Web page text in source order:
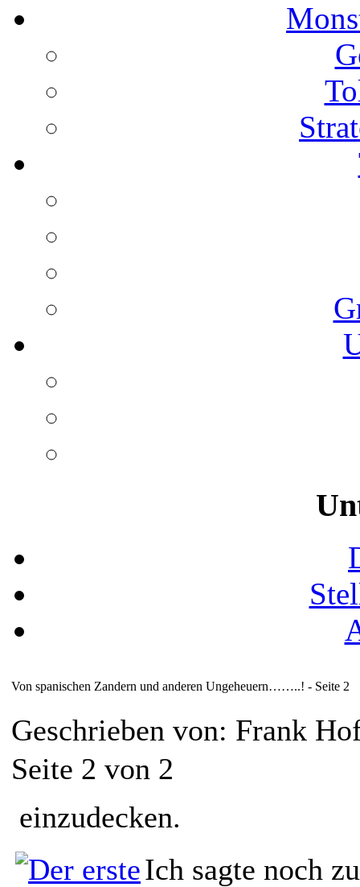
Von spanischen Zandern und anderen Ungeheuern……..! - Seite 2
Geschrieben von: Frank
Seite 2 von 2
einzudecken.
Ich sagte noch